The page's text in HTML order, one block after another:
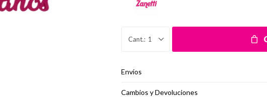
1
Envíos
Cambios y Devoluciones